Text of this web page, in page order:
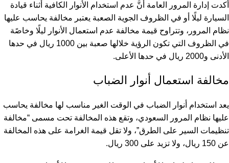
أكدت إدارة المرور العامة أنَّ عدم استخدام الأنوار الكافية أثناء قيادة
السيارة ليلًا أو في الظروف الجوية الصعبة يعتبر مخالفة يحاسب عليها
نظام المرور، وتتراوح قيمة مخالفة عدم استعمال الأنوار ليلًا وخاصًة
في الظروف التي تكون الرؤية خلالها صعبة بين 1000 ريال في حدها
الأدنى و2000 ريال في حدها الأعلى.
مخالفة استعمال أنوار الضباب
يعد استخدام أنوار الضباب في الوقت الغير مناسب لها مخالفة يحاسب
عليها نظام المرور السعودي، وتقع هذه المخالفة تحت مسمى “مخالفة
تنظيمات السير على الطرق”، ولا تقل قيمة الغرامة على هذه المخالفة
عن 150 ريال، ولا تزيد على 300 ريال.